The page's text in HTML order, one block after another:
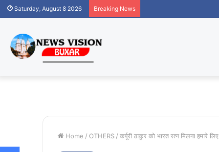
Saturday, August 8 2026 Breaking News
Home / OTHERS / कर्पूरी ठाकुर को भारत रत्न मिलना हमारे